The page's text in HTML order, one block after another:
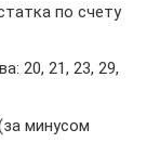
по счету
20, 21, 23, 29,
минусом